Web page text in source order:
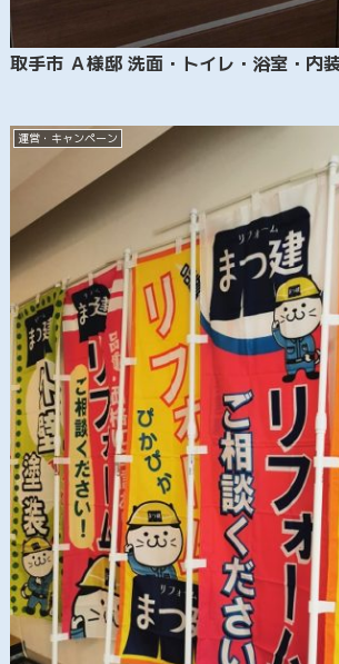
取手市 Ａ様邸 洗面・トイレ・浴室・内
運営・キャンペーン